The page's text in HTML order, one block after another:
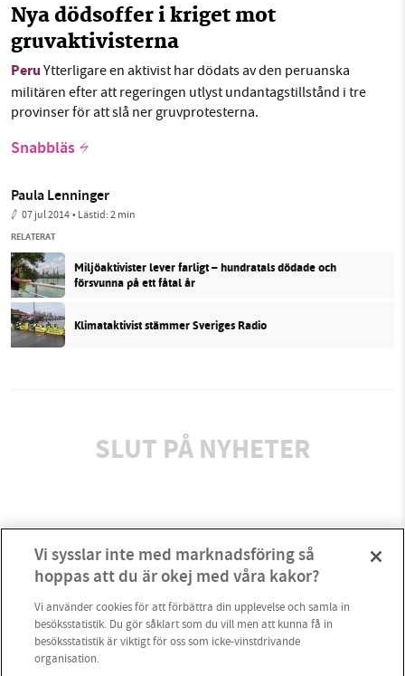
Nya dödsoffer i kriget mot
gruvaktivisterna
Peru Ytterligare en aktivist har dödats av den peruanska
militären efter att regeringen utlyst undantagstillstånd i tre
provinser för att slå ner gruvprotesterna.
Snabbläs
Paula Lenninger
07 jul 2014• Lästid:2 min
RELATERAT
Miljöaktivister lever farligt – hundratals dödade och
försvunna på ett fåtal år
Klimataktivist stämmer Sveriges Radio
SLUT PÅ NYHETER
Vi sysslar inte med marknadsföring så
hoppas att du är okej med våra kakor?
Vi använder cookies för att förbättra din upplevelse och samla in
besöksstatistik. Du gör såklart som du vill men att kunna få in
besöksstatistik är viktigt för oss som icke-vinstdrivande
organisation.